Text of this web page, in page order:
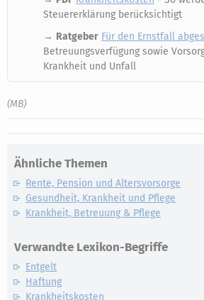
Steuererklärung berücksichtigt
→ Ratgeber Für den Ernstfall
Betreuungsverfügung sowie
Krankheit und Unfall
(MB)
Ähnliche Themen
Rente, Pension und Altersvorsorge
Gesundheit, Krankheit und Pflege
Krankheit, Betreuung & Pflege
Verwandte Lexikon-Begriffe
Entgelt
Haftung
Krankheitskosten